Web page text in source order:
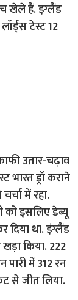
खेले हैं. इग्लैंड
टेस्ट 12
उतार-चढ़ाव
भारत ड्रॉ कराने
में रहा.
को इसलिए डेब्यू
दिया था. इंग्लैंड
किया. 222
में 312 रन
से जीत लिया.